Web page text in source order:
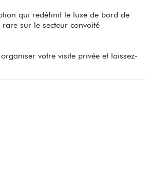
qui redéfinit le luxe de bord de
sur le secteur convoité
votre visite privée et laissez-